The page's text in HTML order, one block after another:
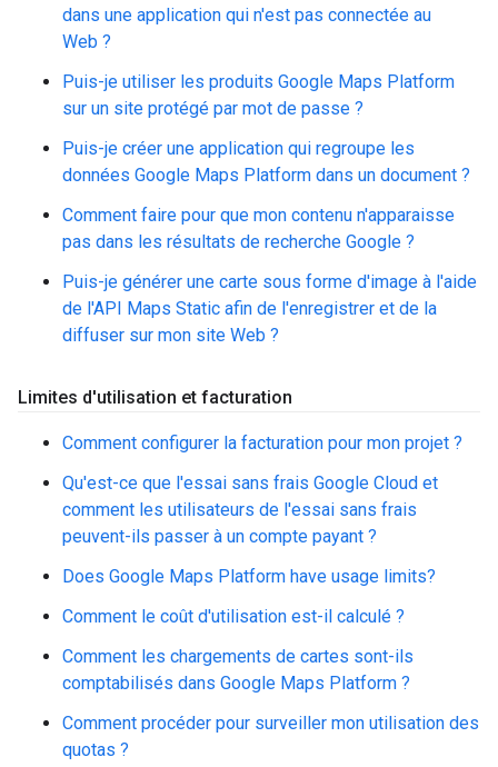
dans une application qui n'est pas connectée au
Web ?
Puis-je utiliser les produits Google Maps Platform
sur un site protégé par mot de passe ?
Puis-je créer une application qui regroupe les
données Google Maps Platform dans un document ?
Comment faire pour que mon contenu n'apparaisse
pas dans les résultats de recherche Google ?
Puis-je générer une carte sous forme d'image à l'aide
de l'API Maps Static afin de l'enregistrer et de la
diffuser sur mon site Web ?
Limites d'utilisation et facturation
Comment configurer la facturation pour mon projet ?
Qu'est-ce que l'essai sans frais Google Cloud et
comment les utilisateurs de l'essai sans frais
peuvent-ils passer à un compte payant ?
Does Google Maps Platform have usage limits?
Comment le coût d'utilisation est-il calculé ?
Comment les chargements de cartes sont-ils
comptabilisés dans Google Maps Platform ?
Comment procéder pour surveiller mon utilisation des
quotas ?